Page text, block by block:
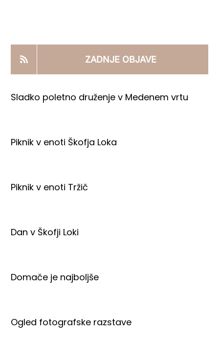
PRODAJNI IZDELKI
AKTUALNO
ZADNJE OBJAVE
Sladko poletno druženje v Medenem vrtu
Piknik v enoti Škofja Loka
Piknik v enoti Tržič
Dan v Škofji Loki
Domače je najboljše
Ogled fotografske razstave